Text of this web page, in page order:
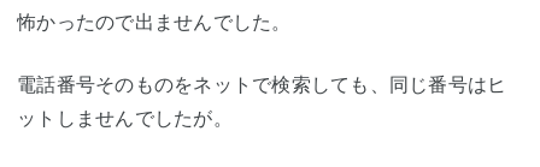
怖かったので出ませんでした。
電話番号そのものをネットで検索しても、同じ番号はヒ
ットしませんでしたが。